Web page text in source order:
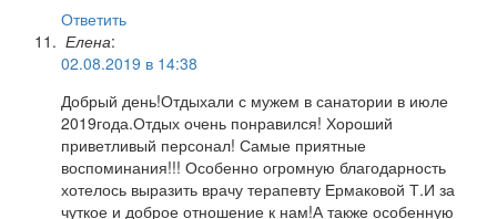
Ответить
Елена:
02.08.2019 в 14:38
Добрый день!Отдыхали с мужем в санатории в июле
2019года.Отдых очень понравился! Хороший
приветливый персонал! Самые приятные
воспоминания!!! Особенно огромную благодарность
хотелось выразить врачу терапевту Ермаковой Т.И за
чуткое и доброе отношение к нам!А также особенную